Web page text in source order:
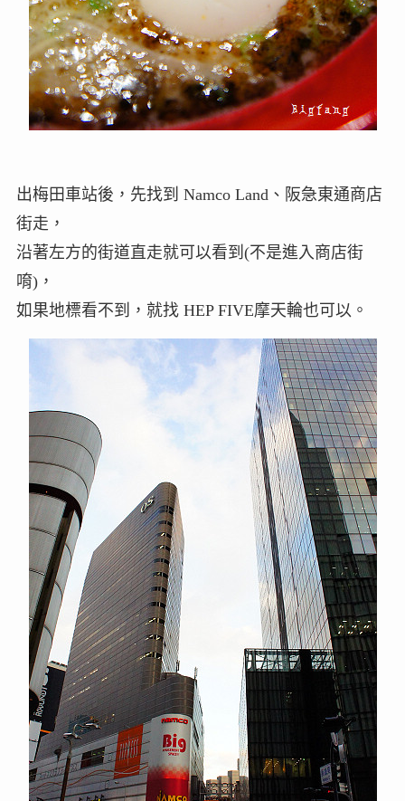
出梅田車站後，先找到 Namco Land、阪急東通商店
街走，
沿著左方的街道直走就可以看到(不是進入商店街
唷)，
如果地標看不到，就找 HEP FIVE摩天輪也可以。